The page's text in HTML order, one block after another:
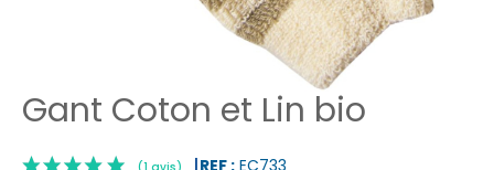
Gant Coton et Lin bio